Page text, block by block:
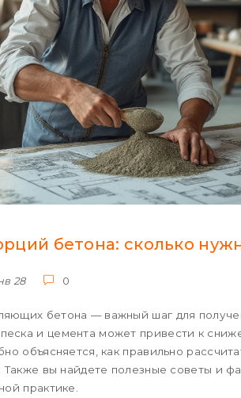
бетона: сколько
28 0
бетона — важный шаг для
и цемента может привести к
объясняется, как правильно
Также вы найдете полезные советы и
практике.